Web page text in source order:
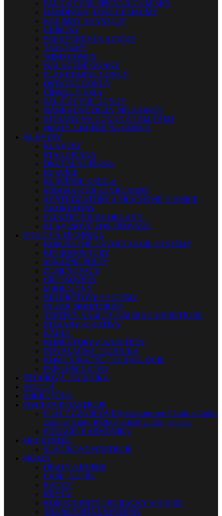
PALIČKY PRE SPIEVAJÚCE MISKY
HANDPANY, TONGUE DRUMY
KALIMBY A SANSULY
CHIMESY
FREKVENČNÉ LADIČKY
TAM-TAMY
WIND GONGY
NALADENÉ GONGY
PLANETÁRNE GONGY
OSTATNÉ GONGY
ČÍNSKE ČINELY
PALIČKY PRE GONGY
NÁHRADNÉ DIELY PRE GONGY
STOJANY NA GONGY A TAM-TAMY
OBALY A KUFRE NA GONGY
KLÁVESY
KLÁVESY
STAGE PIÁNA
DIGITÁLNE PIÁNA
KLAVÍRE
KLAVÍRNE KRÍDLA
MIDI MASTER KEYBOARDY
SYNTETIZÁTORY A PRACOVNÉ STANICE
AKORDEÓNY
ELEKTRONICKÉ ORGANY
KLÁVESOVÉ ZOSILŇOVAČE
PÓDIOVÁ TECHNIKA
KOMPLETNÉ OZVUČOVACIE SYSTÉMY
REPRODUKTORY
MIXÁŽNE PULTY
ZOSILŇOVAČE
CROSSOVERY
MIKROFÓNY
BEZDRÔTOVÉ SYSTÉMY
IN-EAR MONITORING
TESTERY KÁBLOV A MERACIE PRÍSTROJE
STOJANY A STATÍVY
KÁBLE
KONEKTORY A ADAPTÉRY
INŠTALAČNÁ TECHNIKA
KOMUNIKAČNÉ TECHNOLÓGIE
PRÍSLUŠENSTVO
ŠTÚDIOVÁ TECHNIKA
SVETLÁ
MIKROFÓNY
DYCHOVÉ NÁSTROJE
FLAUTY-ZOBCOVÉVybrali sme pre Vás tie najlepšie
zobcové flauty. Ráčte si vybrať z našej ponuky.
FÚKACIE HARMONIKY
ORCHESTER
SLÁČIKOVÉ NÁSTROJE
OBALY
OBALY A KUFRE
CASE, KUFRE
RACKY
KRYTY
KOMPONENTY PRE RACKY A KUFRE
TRANSPORTNÉ SYSTÉMY